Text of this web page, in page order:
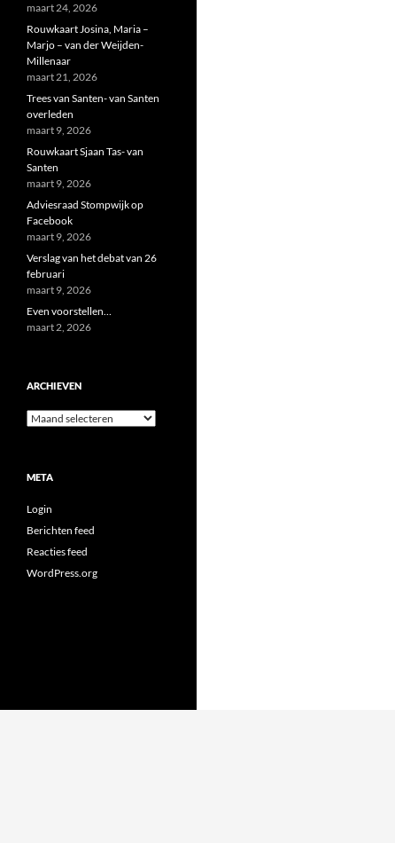
maart 24, 2026
Rouwkaart Josina, Maria –
Marjo – van der Weijden-
Millenaar
maart 21, 2026
Trees van Santen- van Santen
overleden
maart 9, 2026
Rouwkaart Sjaan Tas- van
Santen
maart 9, 2026
Adviesraad Stompwijk op
Facebook
maart 9, 2026
Verslag van het debat van 26
februari
maart 9, 2026
Even voorstellen…
maart 2, 2026
ARCHIEVEN
Archieven
META
Login
Berichten feed
Reacties feed
WordPress.org